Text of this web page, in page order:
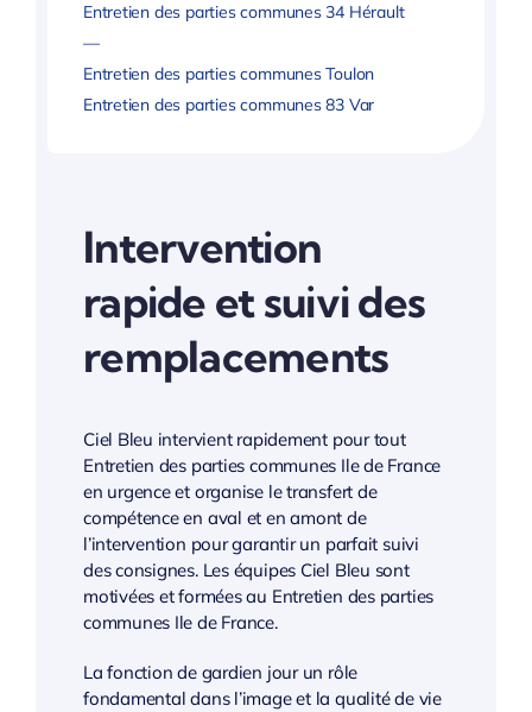
Entretien des parties communes 34 Hérault
—
Entretien des parties communes Toulon
Entretien des parties communes 83 Var
Intervention
rapide et suivi des
remplacements
Ciel Bleu intervient rapidement pour tout
Entretien des parties communes Ile de France
en urgence et organise le transfert de
compétence en aval et en amont de
l’intervention pour garantir un parfait suivi
des consignes. Les équipes Ciel Bleu sont
motivées et formées au Entretien des parties
communes Ile de France.
La fonction de gardien jour un rôle
fondamental dans l’image et la qualité de vie